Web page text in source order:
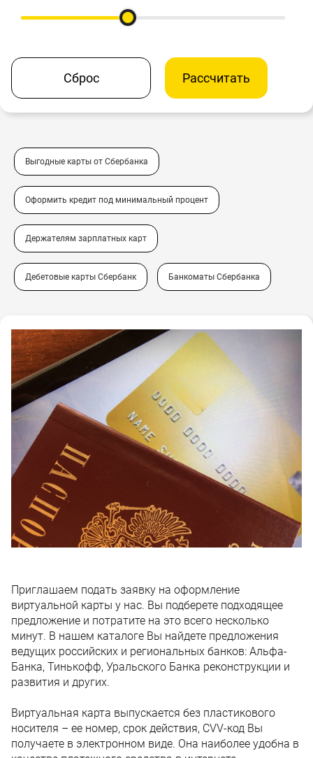
Сброс Рассчитать
Выгодные карты от Сбербанка
Оформить кредит под минимальный процент
Держателям зарплатных карт
Дебетовые карты Сбербанк Банкоматы Сбербанка
Приглашаем подать заявку на оформление
виртуальной карты у нас. Вы подберете подходящее
предложение и потратите на это всего несколько
минут. В нашем каталоге Вы найдете предложения
ведущих российских и региональных банков: Альфа-
Банка, Тинькофф, Уральского Банка реконструкции и
развития и других.
Виртуальная карта выпускается без пластикового
носителя – ее номер, срок действия, CVV-код Вы
получаете в электронном виде. Она наиболее удобна в